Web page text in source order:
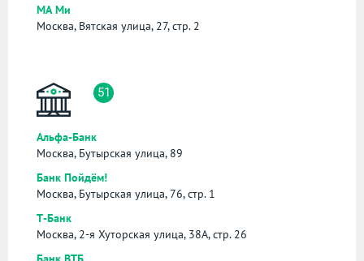
МА Ми
Москва, Вятская улица, 27, стр. 2
51
Альфа-Банк
Москва, Бутырская улица, 89
Банк Пойдём!
Москва, Бутырская улица, 76, стр. 1
Т-Банк
Москва, 2-я Хуторская улица, 38А, стр. 26